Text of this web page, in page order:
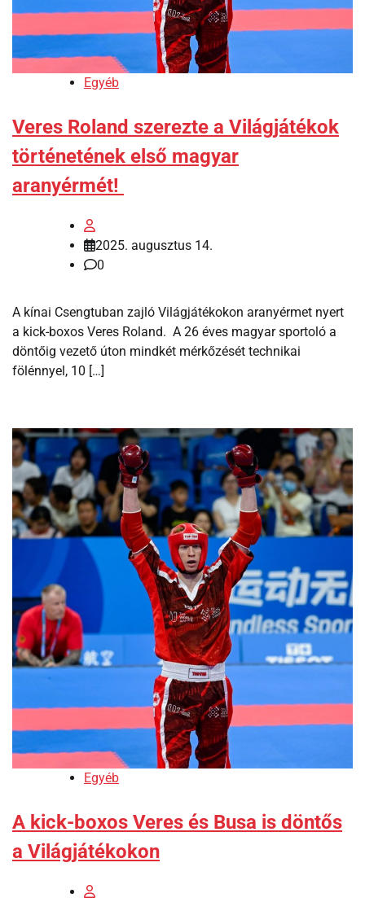
Egyéb
Veres Roland szerezte a Világjátékok
történetének első magyar
aranyérmét!
2025. augusztus 14.
0
A kínai Csengtuban zajló Világjátékokon aranyérmet nyert
a kick-boxos Veres Roland. A 26 éves magyar sportoló a
döntőig vezető úton mindkét mérkőzését technikai
fölénnyel, 10 […]
Egyéb
A kick-boxos Veres és Busa is döntős
a Világjátékokon